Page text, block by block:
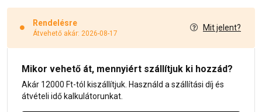
Rendelésre
Átvehető akár: 2026-08-17
Mit jelent?
Mikor vehető át, mennyiért szállítjuk ki hozzád?
Akár 12000 Ft-tól kiszállítjuk. Használd a szállítási díj és
átvételi idő kalkulátorunkat.